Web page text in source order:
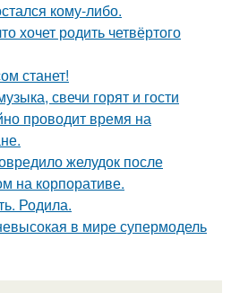
кому-либо.
хочет родить четвёртого
станет!
свечи горят и гости
проводит время на
желудок после
на корпоративе.
Родила.
в мире супермодель